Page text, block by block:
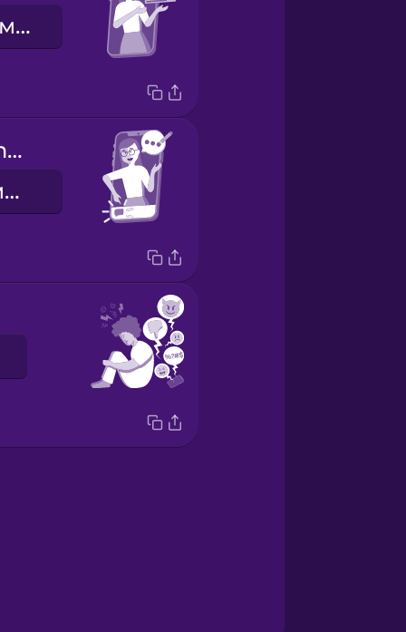
Посмотрите мой последний пост!
Leave a comment below.
Оставьте комментарий ниже.